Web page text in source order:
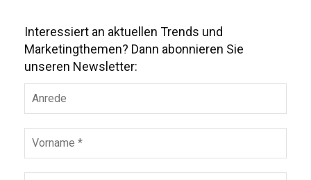
Interessiert an aktuellen Trends und
Marketingthemen? Dann abonnieren Sie
unseren Newsletter: